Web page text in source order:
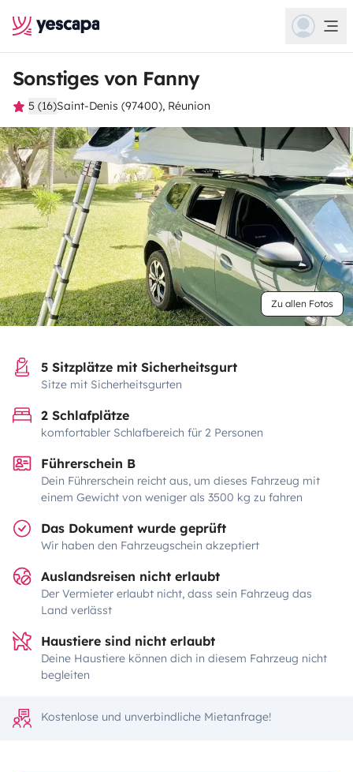
Sonstiges von Fanny
5 (16)Saint-Denis (97400), Réunion
Zu allen Fotos
5 Sitzplätze mit Sicherheitsgurt
Sitze mit Sicherheitsgurten
2 Schlafplätze
komfortabler Schlafbereich für 2 Personen
Führerschein B
Dein Führerschein reicht aus, um dieses Fahrzeug mit
einem Gewicht von weniger als 3500 kg zu fahren
Das Dokument wurde geprüft
Wir haben den Fahrzeugschein akzeptiert
Auslandsreisen nicht erlaubt
Der Vermieter erlaubt nicht, dass sein Fahrzeug das
Land verlässt
Haustiere sind nicht erlaubt
Deine Haustiere können dich in diesem Fahrzeug nicht
begleiten
Kostenlose und unverbindliche Mietanfrage!